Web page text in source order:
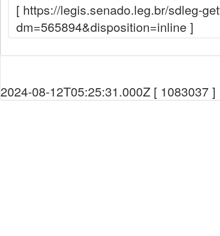
[ https://legis.senado.leg.br/sdleg-
dm=565894&disposition=inline ]
2024-08-12T05:25:31.000Z [ 1083037 ]